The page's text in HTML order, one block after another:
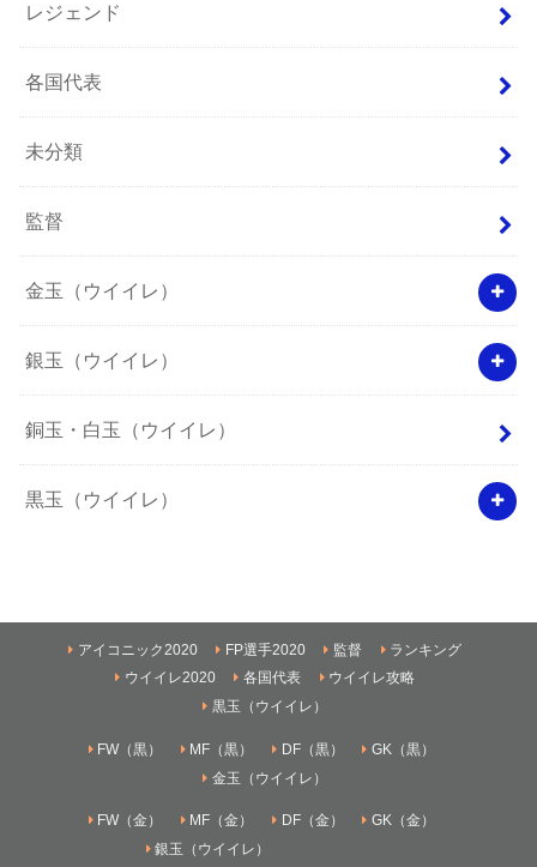
レジェンド
各国代表
未分類
監督
金玉（ウイイレ）
銀玉（ウイイレ）
銅玉・白玉（ウイイレ）
黒玉（ウイイレ）
アイコニック2020 FP選手2020 監督
ランキング
ウイイレ2020
各国代表
ウイイレ攻略
黒玉（ウイイレ）
FW（黒） MF（黒） DF（黒）
GK（黒）
金玉（ウイイレ）
FW（金） MF（金） DF（金）
GK（金）
銀玉（ウイイレ）